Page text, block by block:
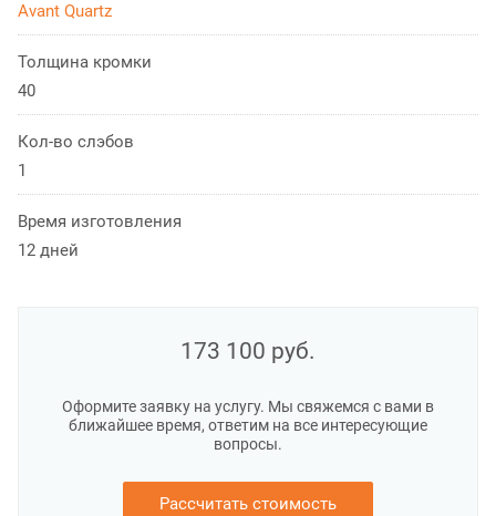
Avant Quartz
Толщина кромки
40
Кол-во слэбов
1
Время изготовления
12 дней
173 100 руб.
Оформите заявку на услугу. Мы свяжемся с вами в
ближайшее время, ответим на все интересующие
вопросы.
Рассчитать стоимость